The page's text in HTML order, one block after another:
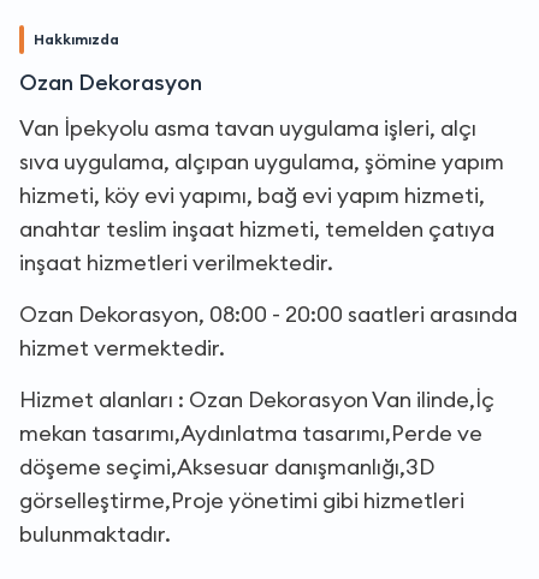
Hakkımızda
Ozan Dekorasyon
Van İpekyolu asma tavan uygulama işleri, alçı
sıva uygulama, alçıpan uygulama, şömine yapım
hizmeti, köy evi yapımı, bağ evi yapım hizmeti,
anahtar teslim inşaat hizmeti, temelden çatıya
inşaat hizmetleri verilmektedir.
Ozan Dekorasyon, 08:00 - 20:00 saatleri arasında
hizmet vermektedir.
Hizmet alanları : Ozan Dekorasyon Van ilinde,İç
mekan tasarımı,Aydınlatma tasarımı,Perde ve
döşeme seçimi,Aksesuar danışmanlığı,3D
görselleştirme,Proje yönetimi gibi hizmetleri
bulunmaktadır.